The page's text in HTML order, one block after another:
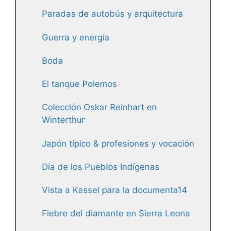
Paradas de autobús y arquitectura
Guerra y energía
Boda
El tanque Polemos
Colección Oskar Reinhart en
Winterthur
Japón típico & profesiones y vocación
Día de los Pueblos Indígenas
Vista a Kassel para la documenta14
Fiebre del diamante en Sierra Leona